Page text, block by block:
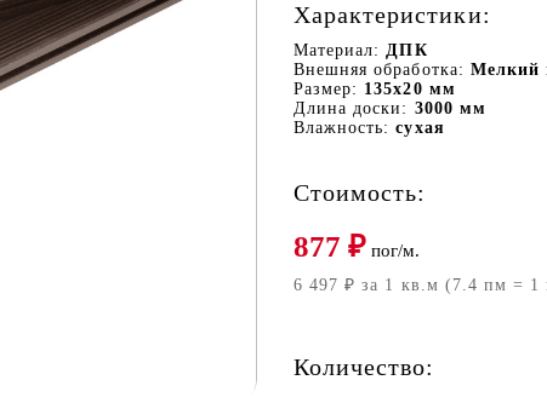
Характеристики:
Материал: ДПК
Внешняя обработка: Мелкий
Размер: 135х20 мм
Длина доски: 3000 мм
Влажность: сухая
Стоимость:
877 ₽ пог/м.
6 497 ₽ за 1 кв.м (7.4 пм = 1
Количество: